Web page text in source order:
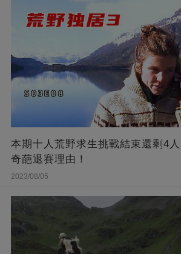
本期十人荒野求生挑戰結束還剩4
奇葩退賽理由！
2023/08/05